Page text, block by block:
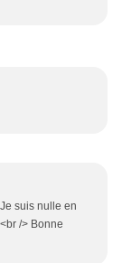
suis nulle en
/> Bonne